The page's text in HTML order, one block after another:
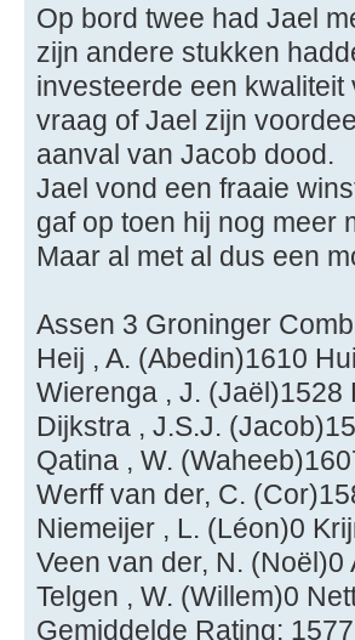
Op bord twee had Jael
zijn andere stukken
investeerde een
vraag of Jael zijn
aanval van Jacob dood.
Jael vond een fraaie
gaf op toen hij nog meer
Maar al met al dus een
Assen 3 Groninger
Heij , A. (Abedin)1610
Wierenga , J. (Jaël)1528
Dijkstra , J.S.J.
Qatina , W.
Werff van der, C.
Niemeijer , L. (Léon)0
Veen van der, N.
Telgen , W. (Willem)0
Gemiddelde Rating: